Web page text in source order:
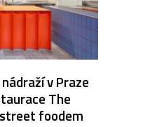
v Praze
The
foodem